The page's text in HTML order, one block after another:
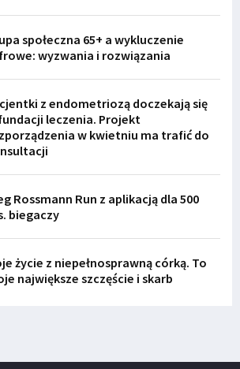
społeczna 65+ a wykluczenie
wyzwania i rozwiązania
z endometriozą doczekają się
leczenia. Projekt
w kwietniu ma trafić do
Rossmann Run z aplikacją dla 500
biegaczy
życie z niepełnosprawną córką. To
największe szczęście i skarb